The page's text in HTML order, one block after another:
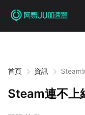
首頁 資訊 Steam
Steam連不上